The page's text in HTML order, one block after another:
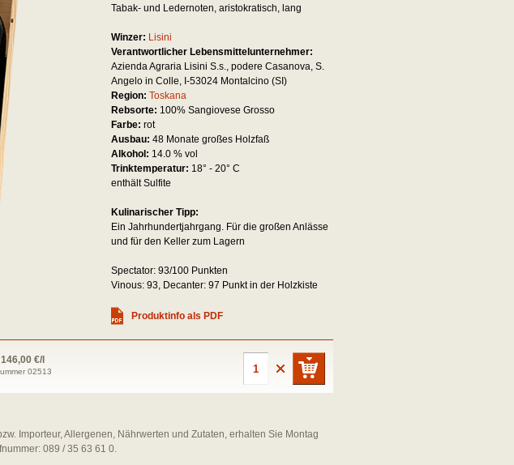
Tabak- und Ledernoten, aristokratisch, lang
Winzer: Lisini
Verantwortlicher Lebensmittelunternehmer:
Azienda Agraria Lisini S.s., podere Casanova, S.
Angelo in Colle, I-53024 Montalcino (SI)
Region: Toskana
Rebsorte: 100% Sangiovese Grosso
Farbe: rot
Ausbau: 48 Monate großes Holzfaß
Alkohol: 14.0 % vol
Trinktemperatur: 18° - 20° C
enthält Sulfite
Kulinarischer Tipp:
Ein Jahrhundertjahrgang. Für die großen Anlässe
und für den Keller zum Lagern
Spectator: 93/100 Punkten
Vinous: 93, Decanter: 97 Punkt in der Holzkiste
Produktinfo als PDF
€/l
02513
Importeur, Allergenen, Nährwerten und Zutaten, erhalten Sie Montag
089 / 35 63 61 0.